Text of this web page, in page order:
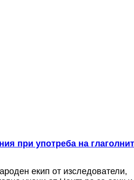
при употреба на
екип от изследователи,